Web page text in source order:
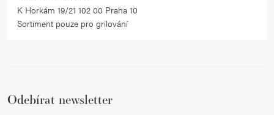
K Horkám 19/21 102 00 Praha 10
Sortiment pouze pro grilování
Odebírat newsletter